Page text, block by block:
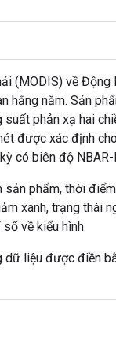
(MODIS) về
hằng năm. Sản
phản xạ hai
được xác định
có biên độ NBAR-
phẩm, thời
xanh, trạng thái
về kiểu hình.
liệu được điền